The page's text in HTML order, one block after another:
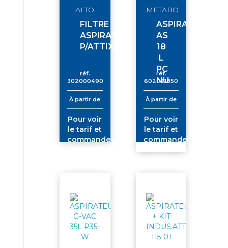
ALTO
FILTRE
ASPIRAT.
P/ATTIX30
réf.
302000490
À partir de
Pour voir
le tarif et
commander
METABO
ASPIRATEUR
AS
18
L
PC
NU
réf.
602021850
À partir de
Pour voir
le tarif et
commander